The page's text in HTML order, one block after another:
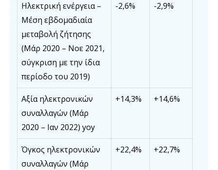
Ηλεκτρική ενέργεια –
Μέση εβδομαδιαία
μεταβολή ζήτησης
(Μάρ 2020 – Νοε 2021,
σύγκριση με την ίδια
περίοδο του 2019)
-2,6% -2,9%
Αξία ηλεκτρονικών
συναλλαγών (Μάρ
2020 – Ιαν 2022) yoy
+14,3% +14,6%
Όγκος ηλεκτρονικών
συναλλαγών (Μάρ
+22,4% +22,7%